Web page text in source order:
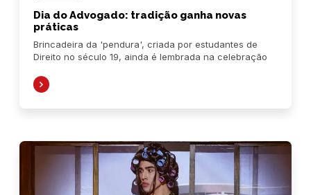
Dia do Advogado: tradição ganha novas
práticas
Brincadeira da 'pendura', criada por estudantes de
Direito no século 19, ainda é lembrada na celebração